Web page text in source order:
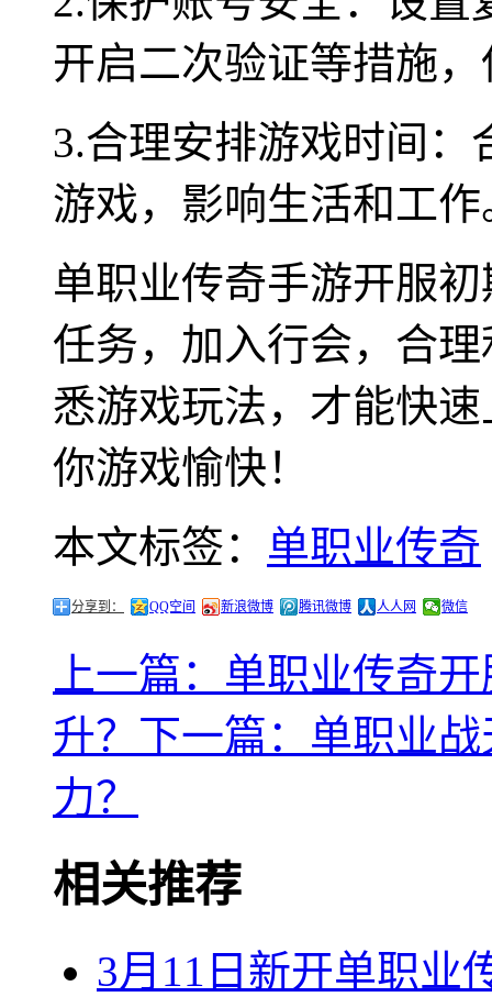
开启二次验证等措施
3.合理安排游戏时间
游戏，影响生活和工作
单职业传奇手游开服
任务，加入行会，合
悉游戏玩法，才能快
你游戏愉快！
本文标签： 单职业传奇
分享到： QQ空间 新浪微博 腾讯微博 人人网 微信
上一篇：单职业传奇
升？ 下一篇：单职业
力？
相关推荐
3月11日新开单职业